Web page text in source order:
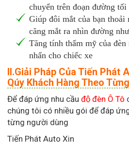
chuyển trên đoạn đường tối
Giúp đôi mắt của bạn thoải
căng mắt ra nhìn đường
Tăng tính thẩm mỹ của
nhấn cho chiếc xe
II.Giải Pháp Của Tiến Phát
Qúy Khách Hàng Theo
Để đáp ứng nhu cầu độ đèn Ô Tô
chúng tôi có nhiều gói để đáp
từng người dùng
Tiến Phát Auto Xin